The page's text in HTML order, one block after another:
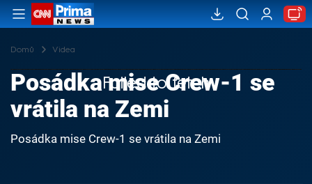
Domů Videa
Failed to fetch
Posádka mise Crew-1 se
vrátila na Zemi
Posádka mise Crew-1 se vrátila na Zemi